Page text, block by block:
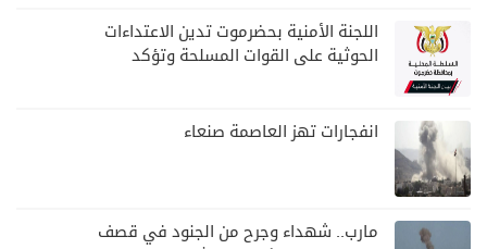
اللجنة الأمنية بحضرموت تدين الاعتداءات
الحوثية على القوات المسلحة وتؤكد
انفجارات تهز العاصمة صنعاء
مارب.. شهداء وجرح من الجنود في قصف